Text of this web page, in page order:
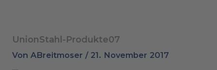
UnionStahl-Produkte07
VonABreitmoser / 21. November 2017